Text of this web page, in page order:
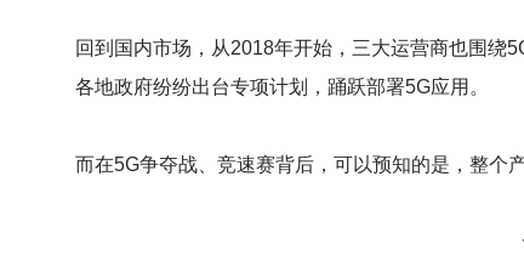
回到国内市场，从2018年开始，三大运营商也围绕
各地政府纷纷出台专项计划，踊跃部署5G应用。
而在5G争夺战、竞速赛背后，可以预知的是，整个